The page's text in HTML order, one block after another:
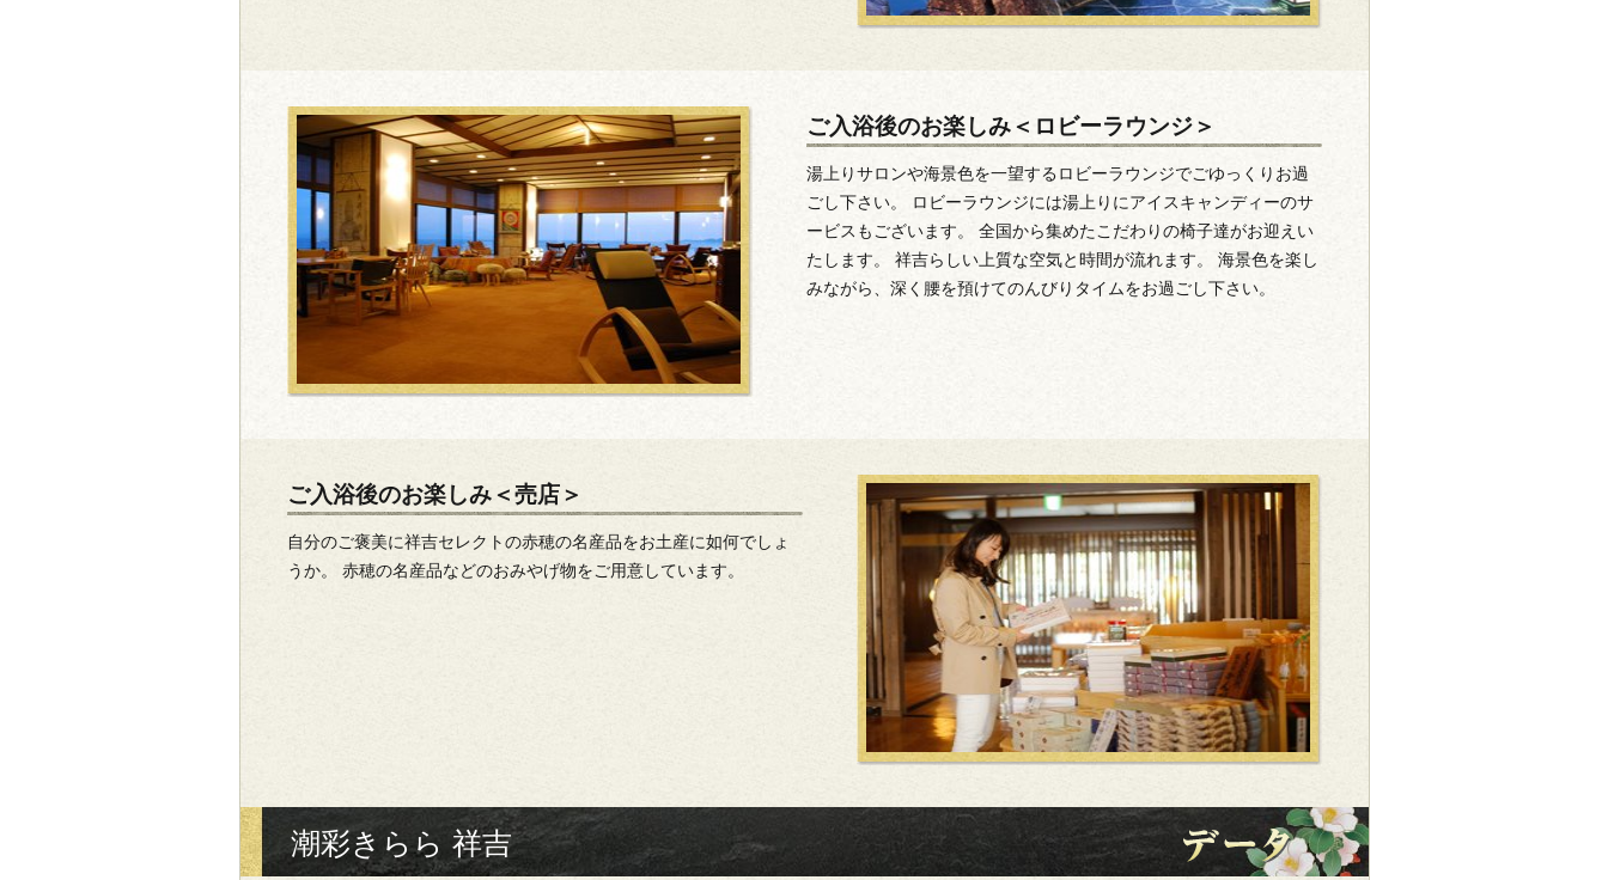
ご入浴後のお楽しみ＜ロビーラウンジ＞
湯上りサロンや海景色を一望するロビーラウンジでごゆっくりお過
ごし下さい。 ロビーラウンジには湯上りにアイスキャンディーのサ
ービスもございます。 全国から集めたこだわりの椅子達がお迎えい
たします。 祥吉らしい上質な空気と時間が流れます。 海景色を楽し
みながら、深く腰を預けてのんびりタイムをお過ごし下さい。
ご入浴後のお楽しみ＜売店＞
自分のご褒美に祥吉セレクトの赤穂の名産品をお土産に如何でしょ
うか。 赤穂の名産品などのおみやげ物をご用意しています。
潮彩きらら 祥吉